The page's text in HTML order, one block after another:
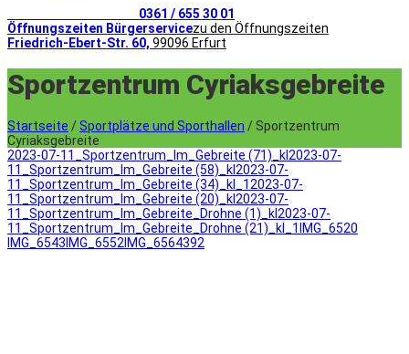
0361 / 655 30 01
Öffnungszeiten Bürgerservicezu den Öffnungszeiten
Friedrich-Ebert-Str. 60, 99096 Erfurt
Sportzentrum Cyriaksgebreite
Startseite /Sportplätze und Sporthallen / Sportzentrum
Cyriaksgebreite
2023-07-11_Sportzentrum_Im_Gebreite (71)_kl 2023-07-
11_Sportzentrum_Im_Gebreite (58)_kl 2023-07-
11_Sportzentrum_Im_Gebreite (34)_kl_1 2023-07-
11_Sportzentrum_Im_Gebreite (20)_kl 2023-07-
11_Sportzentrum_Im_Gebreite_Drohne (1)_kl 2023-07-
11_Sportzentrum_Im_Gebreite_Drohne (21)_kl_1 IMG_6520
IMG_6543 IMG_6552 IMG_6564392